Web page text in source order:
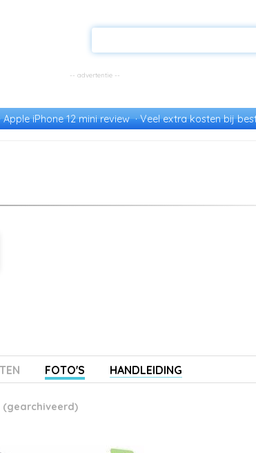
Apple iPhone 12 mini review Veel extra kosten bij
FOTO'S HANDLEIDING
(gearchiveerd)